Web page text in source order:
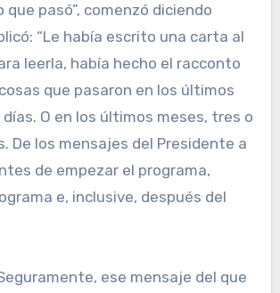
pasó”, comenzó diciendo
“Le había escrito una carta al
leerla, había hecho el racconto
que pasaron en los últimos
O en los últimos meses, tres o
De los mensajes del Presidente a
de empezar el programa,
e, inclusive, después del
ese mensaje del que